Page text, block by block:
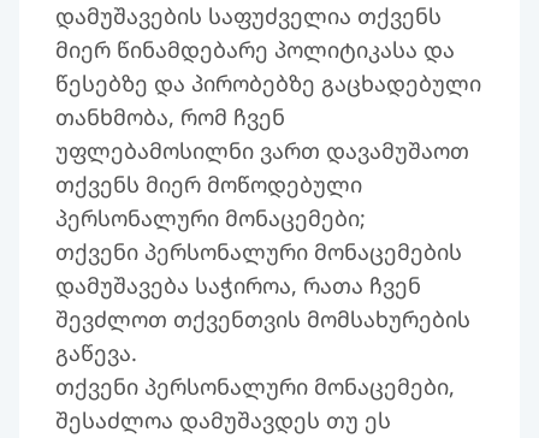
დამუშავების საფუძველია თქვენს
მიერ წინამდებარე პოლიტიკასა და
წესებზე და პირობებზე გაცხადებული
თანხმობა, რომ ჩვენ
უფლებამოსილნი ვართ დავამუშაოთ
თქვენს მიერ მოწოდებული
პერსონალური მონაცემები;
თქვენი პერსონალური მონაცემების
დამუშავება საჭიროა, რათა ჩვენ
შევძლოთ თქვენთვის მომსახურების
გაწევა.
თქვენი პერსონალური მონაცემები,
შესაძლოა დამუშავდეს თუ ეს